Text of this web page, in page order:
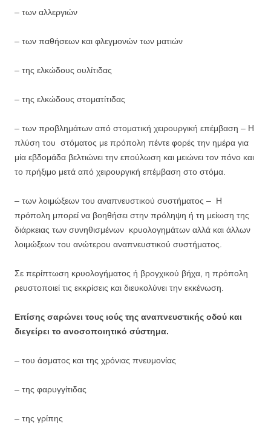
– των αλλεργιών
– των παθήσεων και φλεγμονών των ματιών
– της ελκώδους ουλίτιδας
– της ελκώδους στοματίτιδας
– των προβλημάτων από στοματική χειρουργική επέμβαση – Η
πλύση του στόματος με πρόπολη πέντε φορές την ημέρα για
μία εβδομάδα βελτιώνει την επούλωση και μειώνει τον πόνο και
το πρήξιμο μετά από χειρουργική επέμβαση στο στόμα.
– των λοιμώξεων του αναπνευστικού συστήματος – Η
πρόπολη μπορεί να βοηθήσει στην πρόληψη ή τη μείωση της
διάρκειας των συνηθισμένων κρυολογημάτων αλλά και άλλων
λοιμώξεων του ανώτερου αναπνευστικού συστήματος.
Σε περίπτωση κρυολογήματος ή βρογχικού βήχα, η πρόπολη
ρευστοποιεί τις εκκρίσεις και διευκολύνει την εκκένωση.
Επίσης σαρώνει τους ιούς της αναπνευστικής οδού και
διεγείρει το ανοσοποιητικό σύστημα.
– του άσματος και της χρόνιας πνευμονίας
– της φαρυγγίτιδας
– της γρίπης